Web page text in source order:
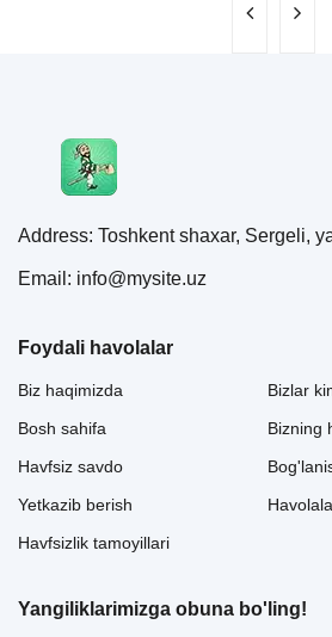
Address: Toshkent shaxar, Sergeli,
Email: info@mysite.uz
Foydali havolalar
Biz haqimizda
Bosh sahifa
Havfsiz savdo
Yetkazib berish
Havfsizlik tamoyillari
Bizlar
Bizning
Yangiliklarimizga obuna bo'ling!